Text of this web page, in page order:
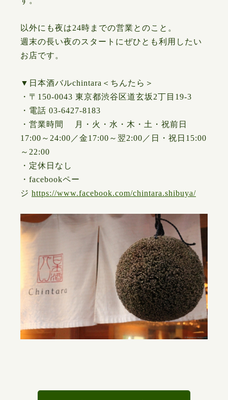
以外にも夜は24時までの営業とのこと。
週末の長い夜のスタートにぜひとも利用したい
お店です。
▼日本酒バルchintara＜ちんたら＞
・〒150-0043 東京都渋谷区道玄坂2丁目19-3
・電話 03-6427-8183
・営業時間 月・火・水・木・土・祝前日
17:00～24:00／金17:00～翌2:00／日・祝日15:00
～22:00
・定休日なし
・facebookペー
ジ https://www.facebook.com/chintara.shibuya/